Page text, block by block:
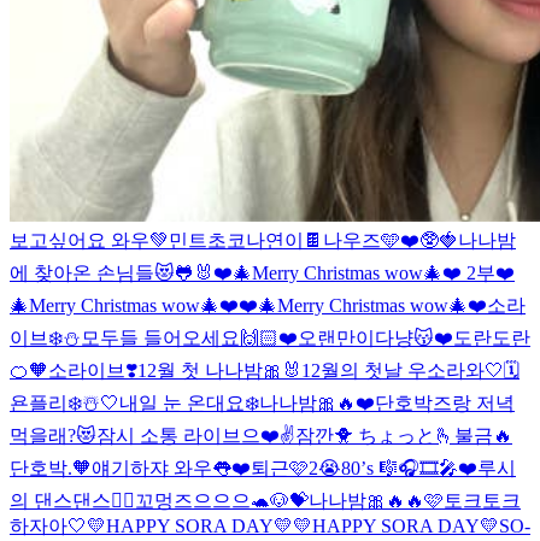
보고싶어요 와우💚민트초코나연이🍫 나우즈🩵❤️🥸🍓나나밤
에 찾아온 손님들😻🐸🐰 ❤️🎄Merry Christmas wow🎄❤️ 2부❤️
🎄Merry Christmas wow🎄❤️❤️🎄Merry Christmas wow🎄❤️소라
이브❄️⛄️ 모두들 들어오세요🙌🏻❤️오랜만이다냥😽❤️도란도란
🍊🧡소라이브❣️12월 첫 나나밤🎀🐰 12월의 첫날 우소라와🤍🗓️
욘플리❄️☃️🤍내일 눈 온대요❄️나나밤🎀🔥❤️단호박즈랑 저녁
먹을래?😻잠시 소통 라이브으❤️✌️잠깐🐥 ちょっと🫰 불금🔥
단호박.🧡얘기하쟈 와우👅❤️퇴근🩷2😭80’s 🎼🎧🎞🎤❤️루시
의 댄스댄스❤️‍🔥꼬멍즈으으으🐢🐶💝나나밤🎀🔥🔥🩷 토크토크
하자아🤍💛HAPPY SORA DAY💛💛HAPPY SORA DAY💛SO-